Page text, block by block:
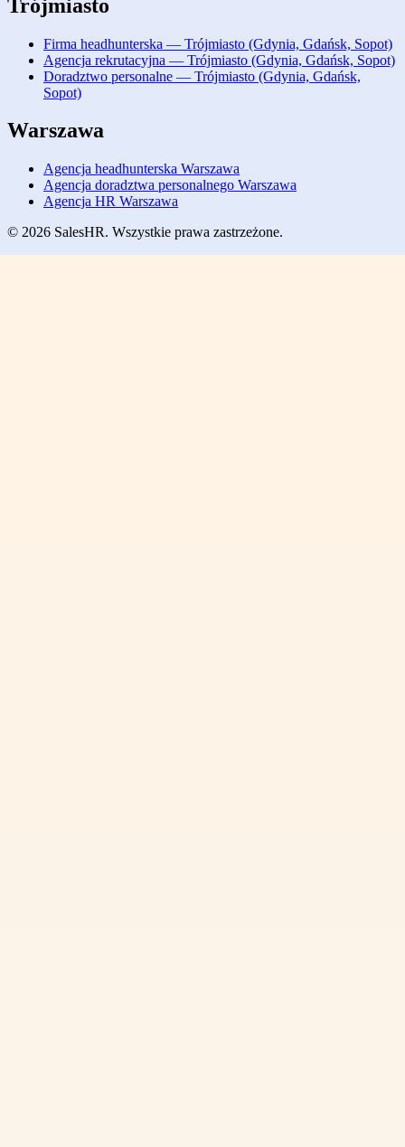
Trójmiasto
Firma headhunterska — Trójmiasto (Gdynia, Gdańsk, Sopot)
Agencja rekrutacyjna — Trójmiasto (Gdynia, Gdańsk, Sopot)
Doradztwo personalne — Trójmiasto (Gdynia, Gdańsk,
Sopot)
Warszawa
Agencja headhunterska Warszawa
Agencja doradztwa personalnego Warszawa
Agencja HR Warszawa
© 2026 SalesHR. Wszystkie prawa zastrzeżone.